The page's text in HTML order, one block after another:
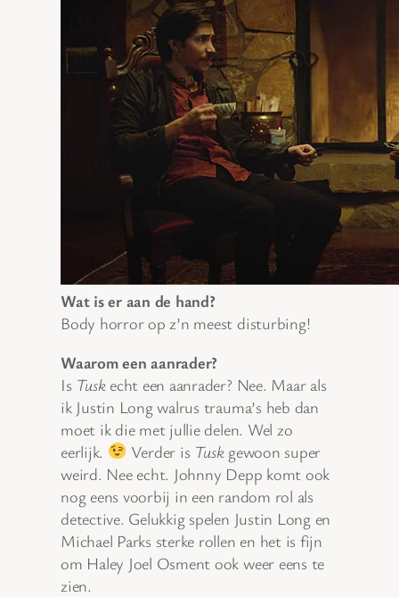
Wat is er aan de hand?
Body horror op z’n meest disturbing!
Waarom een aanrader?
Is Tuskecht een aanrader? Nee. Maar als
ik Justin Long walrus trauma’s heb dan
moet ik die met jullie delen. Wel zo
eerlijk.
Verder is Tuskgewoon super
weird. Nee echt. Johnny Depp komt ook
nog eens voorbij in een random rol als
detective. Gelukkig spelen Justin Long en
Michael Parks sterke rollen en het is fijn
om Haley Joel Osment ook weer eens te
zien.